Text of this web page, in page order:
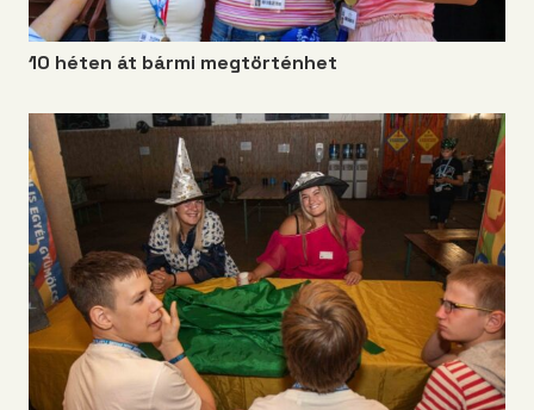
10 héten át bármi megtörténhet